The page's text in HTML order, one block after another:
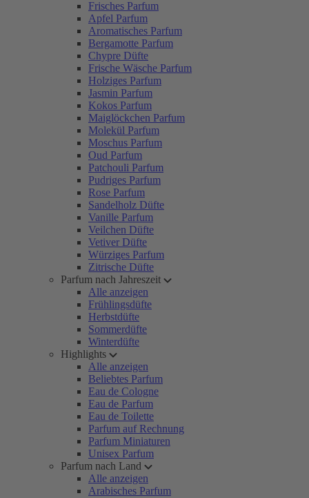
Frisches Parfum
Apfel Parfum
Aromatisches Parfum
Bergamotte Parfum
Chypre Düfte
Frische Wäsche Parfum
Holziges Parfum
Jasmin Parfum
Kokos Parfum
Maiglöckchen Parfum
Molekül Parfum
Moschus Parfum
Oud Parfum
Patchouli Parfum
Pudriges Parfum
Rose Parfum
Sandelholz Düfte
Vanille Parfum
Veilchen Düfte
Vetiver Düfte
Würziges Parfum
Zitrische Düfte
Parfum nach Jahreszeit
Alle anzeigen
Frühlingsdüfte
Herbstdüfte
Sommerdüfte
Winterdüfte
Highlights
Alle anzeigen
Beliebtes Parfum
Eau de Cologne
Eau de Parfum
Eau de Toilette
Parfum auf Rechnung
Parfum Miniaturen
Unisex Parfum
Parfum nach Land
Alle anzeigen
Arabisches Parfum